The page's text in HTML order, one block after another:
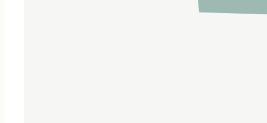
Asunto Oy Espoon Vellamonneito offers timeless
area, the 52 stylish apartments feature airy interiors, large